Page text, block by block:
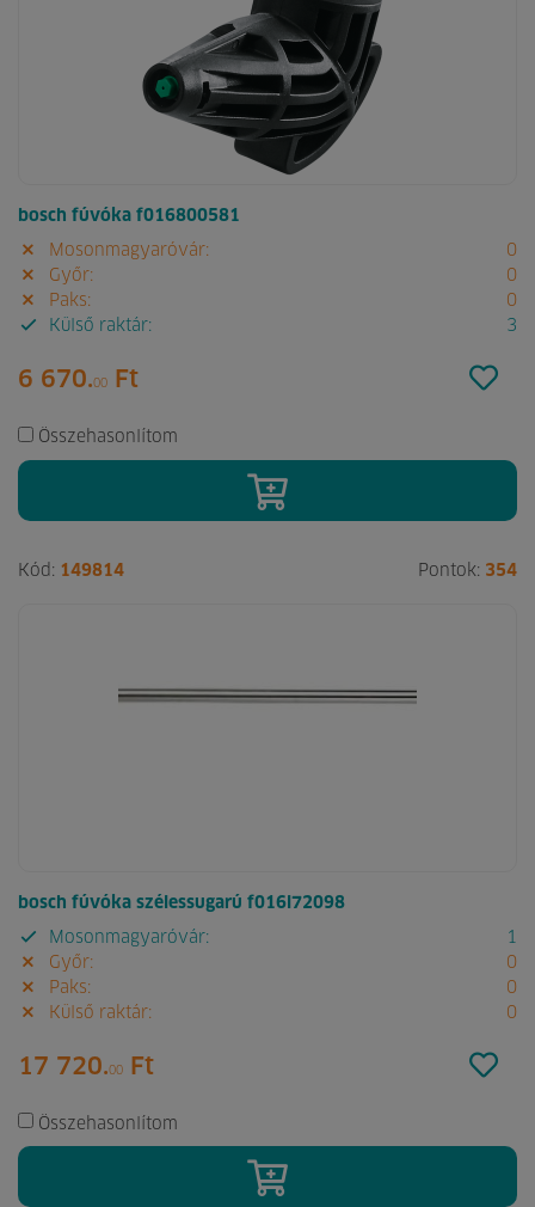
bosch fúvóka f016800581
Mosonmagyaróvár:
0
Győr:
0
Paks:
0
Külső raktár:
3
6 670.00 Ft
Összehasonlítom
Kód: 149814 Pontok: 354
bosch fúvóka szélessugarú f016l72098
Mosonmagyaróvár:
1
Győr:
0
Paks:
0
Külső raktár:
0
17 720.00 Ft
Összehasonlítom